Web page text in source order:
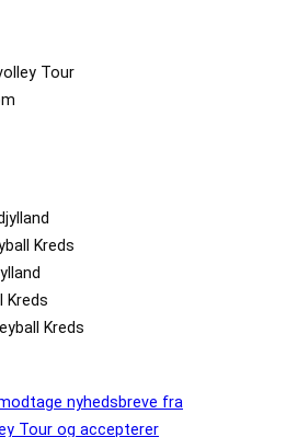
Tour
Kreds
Kreds
Kreds
nyhedsbreve fra
Tour og accepterer